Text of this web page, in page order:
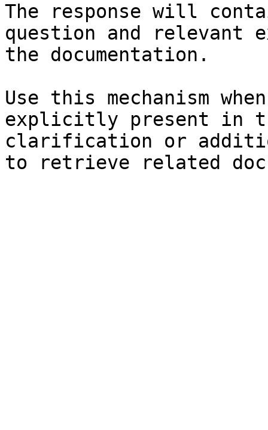
The response will
question and relevant
the documentation.
Use this mechanism
explicitly present in
clarification or